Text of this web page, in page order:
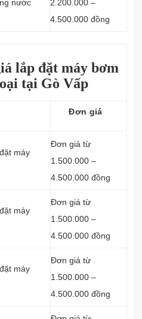
nước
2.200.000 –
4.500.000 đồng
lắp đặt máy bơm
tại Gò Vấp
Đơn giá
máy
Đơn giá từ
1.500.000 –
4.500.000 đồng
máy
Đơn giá từ
1.500.000 –
4.500.000 đồng
máy
Đơn giá từ
1.500.000 –
4.500.000 đồng